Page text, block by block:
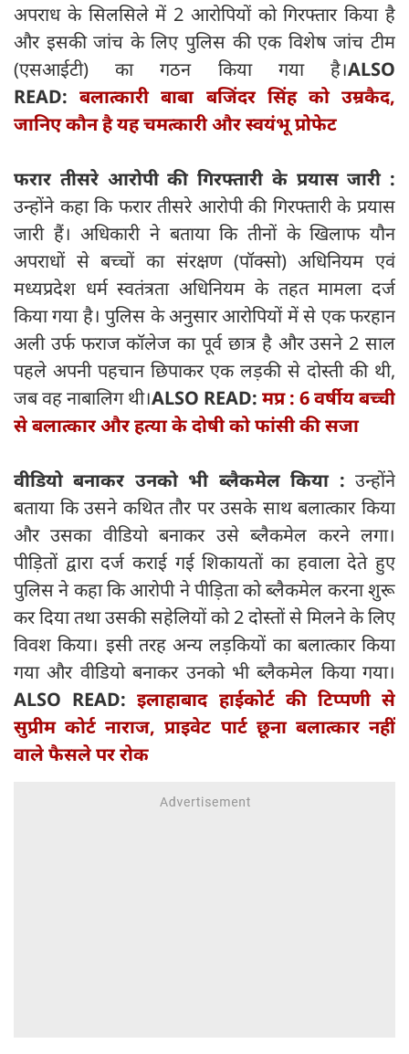
अपराध के सिलसिले में 2 आरोपियों को गिरफ्तार किया है
और इसकी जांच के लिए पुलिस की एक विशेष जांच टीम
(एसआईटी) का गठन किया गया है।ALSO
READ:बलात्कारी बाबा बजिंदर सिंह को उम्रकैद,
जानिए कौन है यह चमत्कारी और स्वयंभू प्रोफेट
फरार तीसरे आरोपी की गिरफ्तारी के प्रयास जारी :
उन्होंने कहा कि फरार तीसरे आरोपी की गिरफ्तारी के प्रयास
जारी हैं। अधिकारी ने बताया कि तीनों के खिलाफ यौन
अपराधों से बच्चों का संरक्षण (पॉक्सो) अधिनियम एवं
मध्यप्रदेश धर्म स्वतंत्रता अधिनियम के तहत मामला दर्ज
किया गया है। पुलिस के अनुसार आरोपियों में से एक फरहान
अली उर्फ ​​फराज कॉलेज का पूर्व छात्र है और उसने 2 साल
पहले अपनी पहचान छिपाकर एक लड़की से दोस्ती की थी,
जब वह नाबालिग थी।ALSO READ: मप्र : 6 वर्षीय बच्ची
से बलात्कार और हत्या के दोषी को फांसी की सजा
वीडियो बनाकर उनको भी ब्लैकमेल किया : उन्होंने
बताया कि उसने कथित तौर पर उसके साथ बलात्कार किया
और उसका वीडियो बनाकर उसे ब्लैकमेल करने लगा।
पीड़ितों द्वारा दर्ज कराई गई शिकायतों का हवाला देते हुए
पुलिस ने कहा कि आरोपी ने पीड़िता को ब्लैकमेल करना शुरू
कर दिया तथा उसकी सहेलियों को 2 दोस्तों से मिलने के लिए
विवश किया। इसी तरह अन्य लड़कियों का बलात्कार किया
गया और वीडियो बनाकर उनको भी ब्लैकमेल किया गया।
ALSO READ:इलाहाबाद हाईकोर्ट की टिप्पणी से
सुप्रीम कोर्ट नाराज, प्राइवेट पार्ट छूना बलात्कार नहीं
वाले फैसले पर रोक